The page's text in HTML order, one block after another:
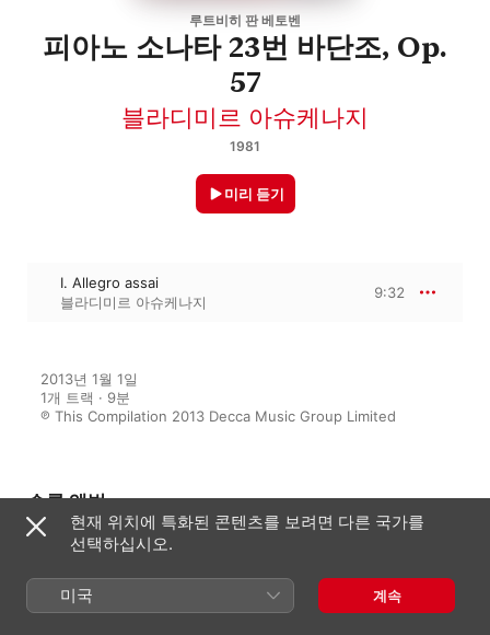
루트비히 판 베토벤
피아노 소나타 23번 바단조, Op.
57
블라디미르 아슈케나지
1981
미리 듣기
I. Allegro assai
블라디미르 아슈케나지
9:32
2013년 1월 1일
1개 트랙 · 9분
℗ This Compilation 2013 Decca Music Group Limited
수록 앨범
Ashkenazy 50: Piano Encores
블라디미르 아슈케나지
현재 위치에 특화된 콘텐츠를 보려면 다른 국가를
선택하십시오.
미국 계속